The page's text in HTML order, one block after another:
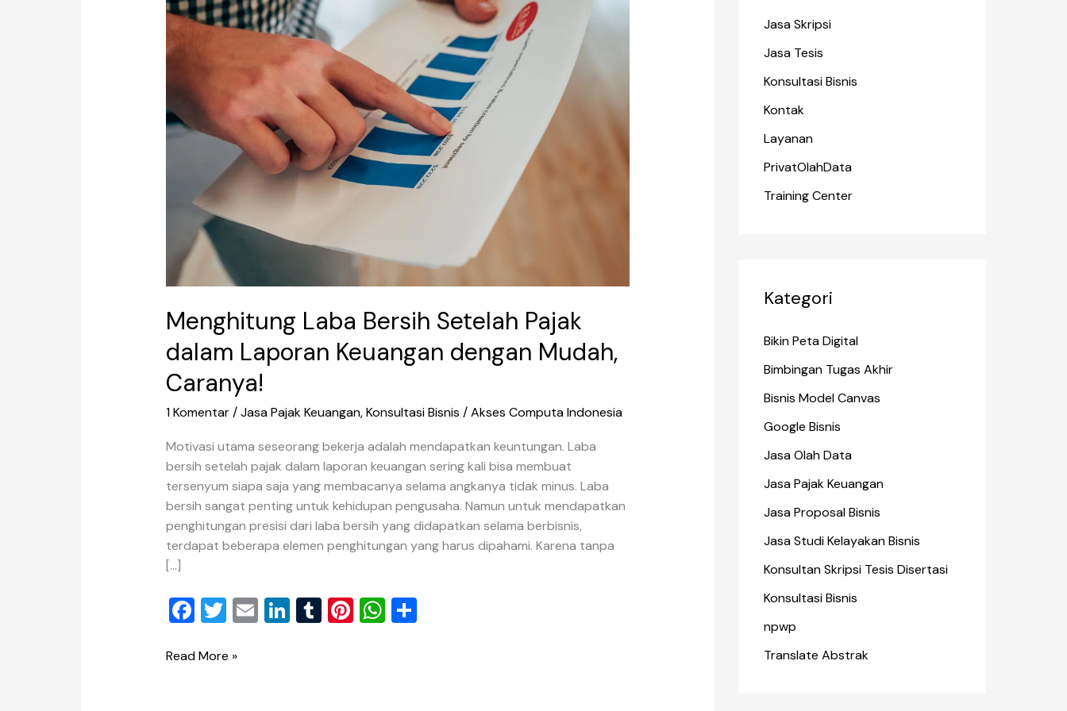
Menghitung Laba Bersih Setelah Pajak
dalam Laporan Keuangan dengan Mudah,
Caranya!
1 Komentar /Jasa Pajak Keuangan,Konsultasi Bisnis /Akses Computa Indonesia
Motivasi utama seseorang bekerja adalah mendapatkan keuntungan. Laba
bersih setelah pajak dalam laporan keuangan sering kali bisa membuat
tersenyum siapa saja yang membacanya selama angkanya tidak minus. Laba
bersih sangat penting untuk kehidupan pengusaha. Namun untuk mendapatkan
penghitungan presisi dari laba bersih yang didapatkan selama berbisnis,
terdapat beberapa elemen penghitungan yang harus dipahami. Karena tanpa
[…]
F
c
T
tt
E Li T Pi W S
Setelah
Pajak
dalam
Keuangan
dengan
Mudah,
Read More »
Jasa Skripsi
Jasa Tesis
Konsultasi Bisnis
Kontak
Layanan
PrivatOlahData
Training Center
Kategori
Bikin Peta Digital
Bimbingan Tugas Akhir
Bisnis Model Canvas
Google Bisnis
Jasa Olah Data
Jasa Pajak Keuangan
Jasa Proposal Bisnis
Jasa Studi Kelayakan Bisnis
Konsultan Skripsi Tesis Disertasi
Konsultasi Bisnis
npwp
Translate Abstrak